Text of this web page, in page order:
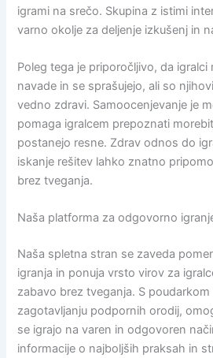
igrami na srečo. Skupina z istimi
varno okolje za deljenje izkušenj in
Poleg tega je priporočljivo, da
navade in se sprašujejo, ali so
vedno zdravi. Samoocenjevanje je
pomaga igralcem prepoznati
postanejo resne. Zdrav odnos do
iskanje rešitev lahko znatno
brez tveganja.
Naša platforma za odgovorno
Naša spletna stran se zaveda
igranja in ponuja vrsto virov za
zabavo brez tveganja. S
zagotavljanju podpornih orodij,
se igrajo na varen in odgovoren
informacije o najboljših praksah in